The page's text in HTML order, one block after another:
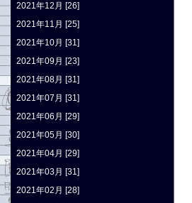
2021年12月 [26]
2021年11月 [25]
2021年10月 [31]
2021年09月 [23]
2021年08月 [31]
2021年07月 [31]
2021年06月 [29]
2021年05月 [30]
2021年04月 [29]
2021年03月 [31]
2021年02月 [28]